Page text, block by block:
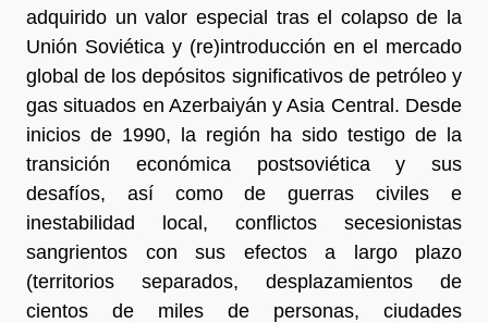
adquirido un valor especial tras el colapso de la
Unión Soviética y (re)introducción en el mercado
global de los depósitos significativos de petróleo y
gas situados en Azerbaiyán y Asia Central. Desde
inicios de 1990, la región ha sido testigo de la
transición económica postsoviética y sus
desafíos, así como de guerras civiles e
inestabilidad local, conflictos secesionistas
sangrientos con sus efectos a largo plazo
(territorios separados, desplazamientos de
cientos de miles de personas, ciudades